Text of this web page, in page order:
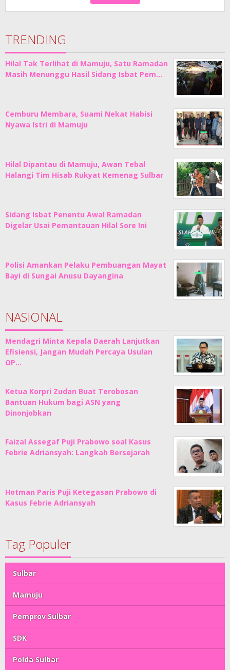
TRENDING
Hilal Tak Terlihat di Mamuju, Satu Ramadan
Masih Menunggu Hasil Sidang Isbat Pem…
Cemburu Membara, Suami Nekat Habisi
Nyawa Istri di Mamuju
Hilal Dipantau di Mamuju, Awan Tebal
Halangi Tim Hisab Rukyat Kemenag Sulbar
Sidang Isbat Penentu Awal Ramadan
Digelar Usai Pemantauan Hilal Sore Ini
Polisi Amankan Pelaku Pembuangan Mayat
Bayi di Sungai Anusu Dayangina
NASIONAL
Mendagri Minta Kepala Daerah Lanjutkan
Efisiensi, Jangan Mudah Percaya Usulan
OP…
Ketua Korpri Zudan Buat Terobosan
Bantuan Hukum bagi ASN yang
Dinonjobkan
Faizal Assegaf Puji Prabowo soal Kasus
Febrie Adriansyah: Langkah Bersejarah
Hotman Paris Puji Ketegasan Prabowo di
Kasus Febrie Adriansyah
Tag Populer
Sulbar
Mamuju
Pemprov Sulbar
SDK
Polda Sulbar